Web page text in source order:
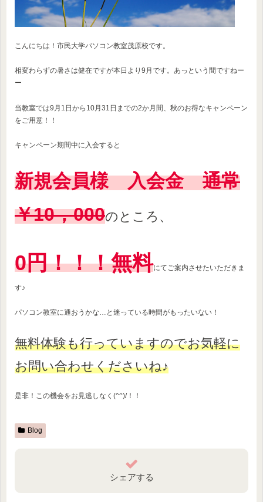
こんにちは！市民大学パソコン教室茂原校です。
相変わらずの暑さは健在ですが本日より9月です。あっという間ですねー
ー
当教室では9月1日から10月31日までの2か月間、秋のお得なキャンペーン
をご用意！！
キャンペーン期間中に入会すると
新規会員様 入会金通常
￥10，000のところ、
0円！！！無料にてご案内させたいただきま
す♪
パソコン教室に通おうかな…と迷っている時間がもったいない！
無料体験も行っていますのでお気軽に
お問い合わせくださいね♪
是非！この機会をお見逃しなく(^^)/！！
Blog
シェアする